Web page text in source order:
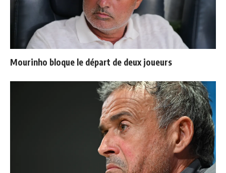
Mourinho bloque le départ de deux joueurs